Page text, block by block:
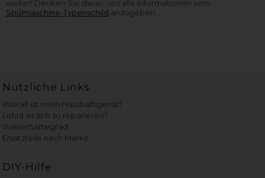
weiter! Denken Sie daran, uns alle Informationen vom
Spülmaschine-Typenschild anzugeben.
Nützliche Links
Wie alt ist mein Haushaltsgerät?
Lohnt es sich zu reparieren?
Wasserhärtegrad
Ersatzteile nach Marke
DIY-Hilfe